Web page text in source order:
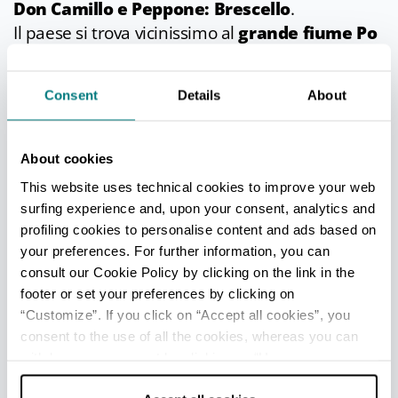
Consent Details About
About cookies
This website uses technical cookies to improve your web
surfing experience and, upon your consent, analytics and
profiling cookies to personalise content and ads based on
your preferences. For further information, you can
consult our Cookie Policy by clicking on the link in the
footer or set your preferences by clicking on
“Customize”. If you click on “Accept all cookies”, you
consent to the use of all the cookies, whereas you can
cookies only” and only the technical cookies for the
Don Camillo e Peppone: Brescello.
Il paese si trova vicinissimo algrande fiume Po
protagonisti Don Camillo e Peppone.
UFFICI INFORMAZIONE TURISTICA
Colorno e Sorbolo Mezzani - Ufficio Informazioni e
Accoglienza Turistica (IAT-R)
Info
Tutti gli uffici di informazione turistica della provincia
REDAZIONE